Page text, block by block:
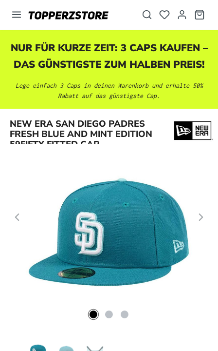
springen
NUR FÜR KURZE ZEIT: 3 CAPS KAUFEN –
DAS GÜNSTIGSTE ZUM HALBEN PREIS!
Lege einfach 3 Caps in deinen Warenkorb und erhalte 50%
Rabatt auf das günstigste Cap.
NEW ERA SAN DIEGO PADRES
FRESH BLUE AND MINT EDITION
59FIFTY FITTED CAP
Bildergalerie überspringen